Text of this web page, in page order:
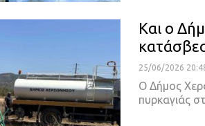
Και ο
25/06/2026
Ο Δήμος
πυρκαγιάς